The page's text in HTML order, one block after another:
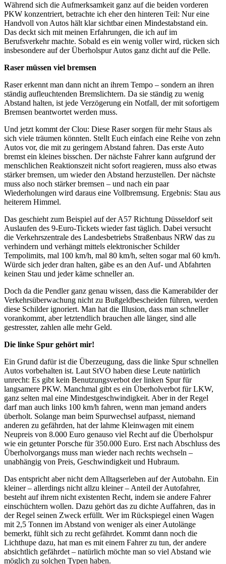
Während sich die Aufmerksamkeit ganz auf die beiden vorderen
PKW konzentriert, betrachte ich eher den hinteren Teil: Nur eine
Handvoll von Autos hält klar sichtbar einen Mindestabstand ein.
Das deckt sich mit meinen Erfahrungen, die ich auf im
Berufsverkehr machte. Sobald es ein wenig voller wird, rücken sich
insbesondere auf der Überholspur Autos ganz dicht auf die Pelle.
Raser müssen viel bremsen
Raser erkennt man dann nicht an ihrem Tempo – sondern an ihren
ständig aufleuchtenden Bremslichtern. Da sie ständig zu wenig
Abstand halten, ist jede Verzögerung ein Notfall, der mit sofortigem
Bremsen beantwortet werden muss.
Und jetzt kommt der Clou: Diese Raser sorgen für mehr Staus als
sich viele träumen könnten. Stellt Euch einfach eine Reihe von zehn
Autos vor, die mit zu geringem Abstand fahren. Das erste Auto
bremst ein kleines bisschen. Der nächste Fahrer kann aufgrund der
menschlichen Reaktionszeit nicht sofort reagieren, muss also etwas
stärker bremsen, um wieder den Abstand herzustellen. Der nächste
muss also noch stärker bremsen – und nach ein paar
Wiederholungen wird daraus eine Vollbremsung. Ergebnis: Stau aus
heiterem Himmel.
Das geschieht zum Beispiel auf der A57 Richtung Düsseldorf seit
Auslaufen des 9-Euro-Tickets wieder fast täglich. Dabei versucht
die Verkehrszentrale des Landesbetriebs Straßenbaus NRW das zu
verhindern und verhängt mittels elektronischer Schilder
Tempolimits, mal 100 km/h, mal 80 km/h, selten sogar mal 60 km/h.
Würde sich jeder dran halten, gäbe es an den Auf- und Abfahrten
keinen Stau und jeder käme schneller an.
Doch da die Pendler ganz genau wissen, dass die Kamerabilder der
Verkehrsüberwachung nicht zu Bußgeldbescheiden führen, werden
diese Schilder ignoriert. Man hat die Illusion, dass man schneller
vorankommt, aber letztendlich brauchen alle länger, sind alle
gestresster, zahlen alle mehr Geld.
Die linke Spur gehört mir!
Ein Grund dafür ist die Überzeugung, dass die linke Spur schnellen
Autos vorbehalten ist. Laut StVO haben diese Leute natürlich
unrecht: Es gibt kein Benutzungsverbot der linken Spur für
langsamere PKW. Manchmal gibt es ein Überholverbot für LKW,
ganz selten mal eine Mindestgeschwindigkeit. Aber in der Regel
darf man auch links 100 km/h fahren, wenn man jemand anders
überholt. Solange man beim Spurwechsel aufpasst, niemand
anderen zu gefährden, hat der lahme Kleinwagen mit einem
Neupreis von 8.000 Euro genauso viel Recht auf die Überholspur
wie ein getunter Porsche für 350.000 Euro. Erst nach Abschluss des
Überholvorgangs muss man wieder nach rechts wechseln –
unabhängig von Preis, Geschwindigkeit und Hubraum.
Das entspricht aber nicht dem Alltagserleben auf der Autobahn. Ein
kleiner – allerdings nicht allzu kleiner – Anteil der Autofahrer,
besteht auf ihrem nicht existenten Recht, indem sie andere Fahrer
einschüchtern wollen. Dazu gehört das zu dichte Auffahren, das in
der Regel seinen Zweck erfüllt. Wer im Rückspiegel einen Wagen
mit 2,5 Tonnen im Abstand von weniger als einer Autolänge
bemerkt, fühlt sich zu recht gefährdet. Kommt dann noch die
Lichthupe dazu, hat man es mit einem Fahrer zu tun, der andere
absichtlich gefährdet – natürlich möchte man so viel Abstand wie
möglich zu solchen Typen haben.